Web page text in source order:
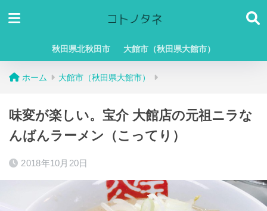
秋田県北秋田市 大館市（秋田県大館市）
ホーム 大館市（秋田県大館市）
味変が楽しい。宝介 大館店の元祖ニラな
んばんラーメン（こってり）
2018年10月20日